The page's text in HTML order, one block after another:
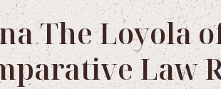
The Loyola
Law